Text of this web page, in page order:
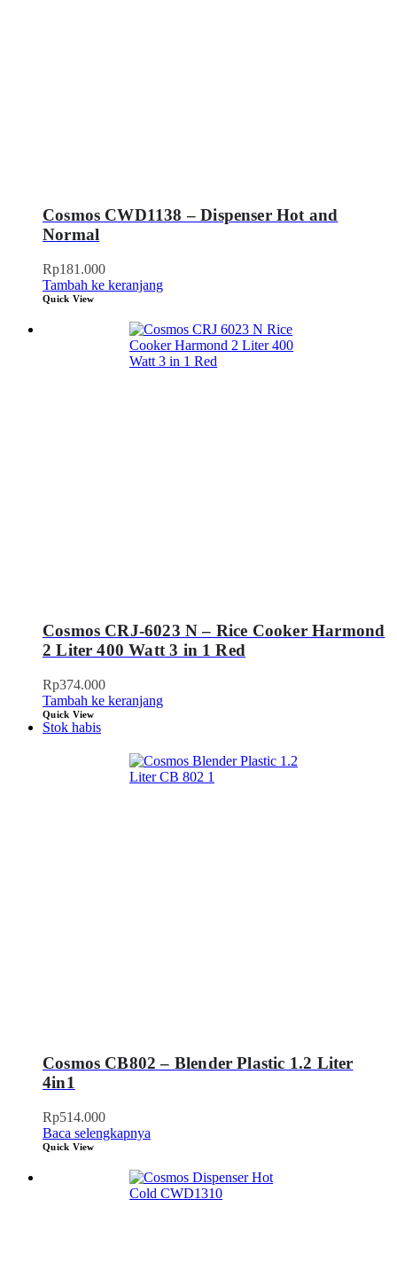
Cosmos CWD1138 – Dispenser Hot and
Normal
Rp181.000
Tambah ke keranjang
Quick View
Cosmos CRJ-6023 N – Rice Cooker Harmond
2 Liter 400 Watt 3 in 1 Red
Rp374.000
Tambah ke keranjang
Quick View
Stok habis
Cosmos CB802 – Blender Plastic 1.2 Liter
4in1
Rp514.000
Baca selengkapnya
Quick View